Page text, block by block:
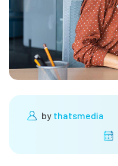
by thatsmedia